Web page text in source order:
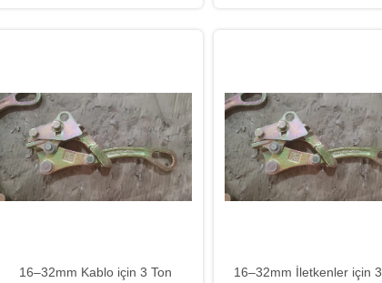
16–32mm Kablo için 3 Ton
16–32mm İletkenler için